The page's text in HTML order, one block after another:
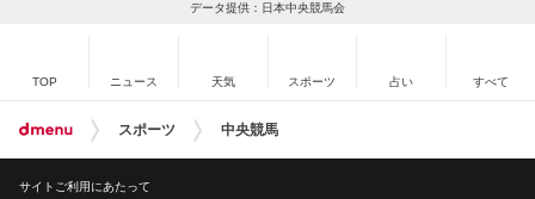
データ提供：日本中央競馬会
TOP ニュース 天気 スポーツ 占い すべて
スポーツ 中央競馬
サイトご利用にあたって